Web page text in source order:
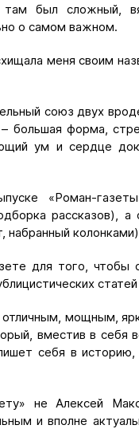
там был сложный,
о самом важном.
меня своим
союз двух
большая форма,
ум и сердце
«Роман-
рассказов),
набранный
для того, чтобы
мощным,
вместив в себя
себя в
не Алексей
и вполне